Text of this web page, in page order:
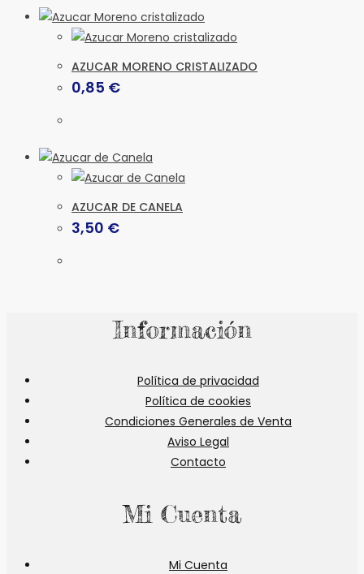
AZUCAR MORENO CRISTALIZADO
0,85 €
AZUCAR DE CANELA
3,50 €
Información
Política de privacidad
Política de cookies
Condiciones Generales de Venta
Aviso Legal
Contacto
Mi Cuenta
Mi Cuenta